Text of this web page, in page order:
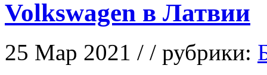
Volkswagen в Латвии
25 Мар 2021 / / рубрики: